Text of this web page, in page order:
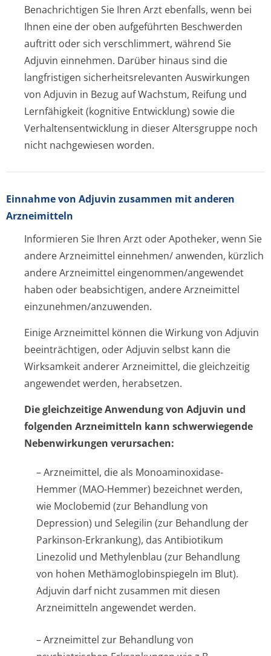
Benachrichtigen Sie Ihren Arzt ebenfalls, wenn bei
Ihnen eine der oben aufgeführten Beschwerden
auftritt oder sich verschlimmert, während Sie
Adjuvin einnehmen. Darüber hinaus sind die
langfristigen sicherheitsre­levanten Auswirkungen
von Adjuvin in Bezug auf Wachstum, Reifung und
Lernfähigkeit (kognitive Entwicklung) sowie die
Verhaltensentwic­klung in dieser Altersgruppe noch
nicht nachgewiesen worden.
Einnahme von Adjuvin zusammen mit anderen
Arzneimitteln
Informieren Sie Ihren Arzt oder Apotheker, wenn Sie
andere Arzneimittel einnehmen/ anwenden, kürzlich
andere Arzneimittel eingenommen/an­gewendet
haben oder beabsichtigen, andere Arzneimittel
einzunehmen/an­zuwenden.
Einige Arzneimittel können die Wirkung von Adjuvin
beeinträchtigen, oder Adjuvin selbst kann die
Wirksamkeit anderer Arzneimittel, die gleichzeitig
angewendet werden, herabsetzen.
Die gleichzeitige Anwendung von Adjuvin und
folgenden Arzneimitteln kann schwerwiegende
Nebenwirkungen verursachen:
– Arzneimittel, die als Monoaminoxidase-
Hemmer (MAO-Hemmer) bezeichnet werden,
wie Moclobemid (zur Behandlung von
Depression) und Selegilin (zur Behandlung der
Parkinson-Erkrankung), das Antibiotikum
Linezolid und Methylenblau (zur Behandlung
von hohen Methämoglobin­spiegeln im Blut).
Adjuvin darf nicht zusammen mit diesen
Arzneimitteln angewendet werden.
– Arzneimittel zur Behandlung von